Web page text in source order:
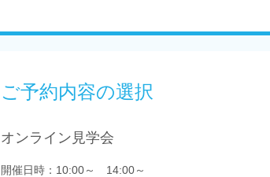
ご予約内容の選択
オンライン見学会
開催日時：10:00～ 14:00～